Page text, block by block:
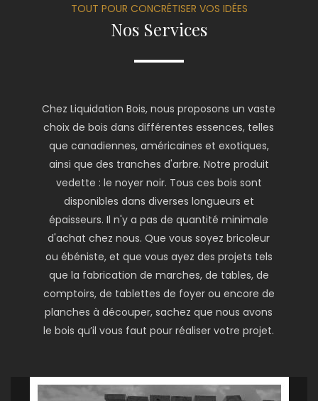
TOUT POUR CONCRÉTISER VOS IDÉES
Nos Services
Chez Liquidation Bois, nous proposons un vaste
choix de bois dans différentes essences, telles
que canadiennes, américaines et exotiques,
ainsi que des tranches d'arbre. Notre produit
vedette : le noyer noir. Tous ces bois sont
disponibles dans diverses longueurs et
épaisseurs. Il n'y a pas de quantité minimale
d'achat chez nous. Que vous soyez bricoleur
ou ébéniste, et que vous ayez des projets tels
que la fabrication de marches, de tables, de
comptoirs, de tablettes de foyer ou encore de
planches à découper, sachez que nous avons
le bois qu’il vous faut pour réaliser votre projet.